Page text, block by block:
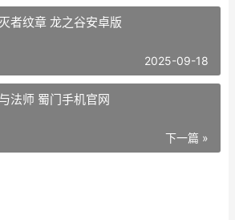
者纹章 龙之谷安卓版
2025-09-18
法师 蜀门手机官网
下一篇 »